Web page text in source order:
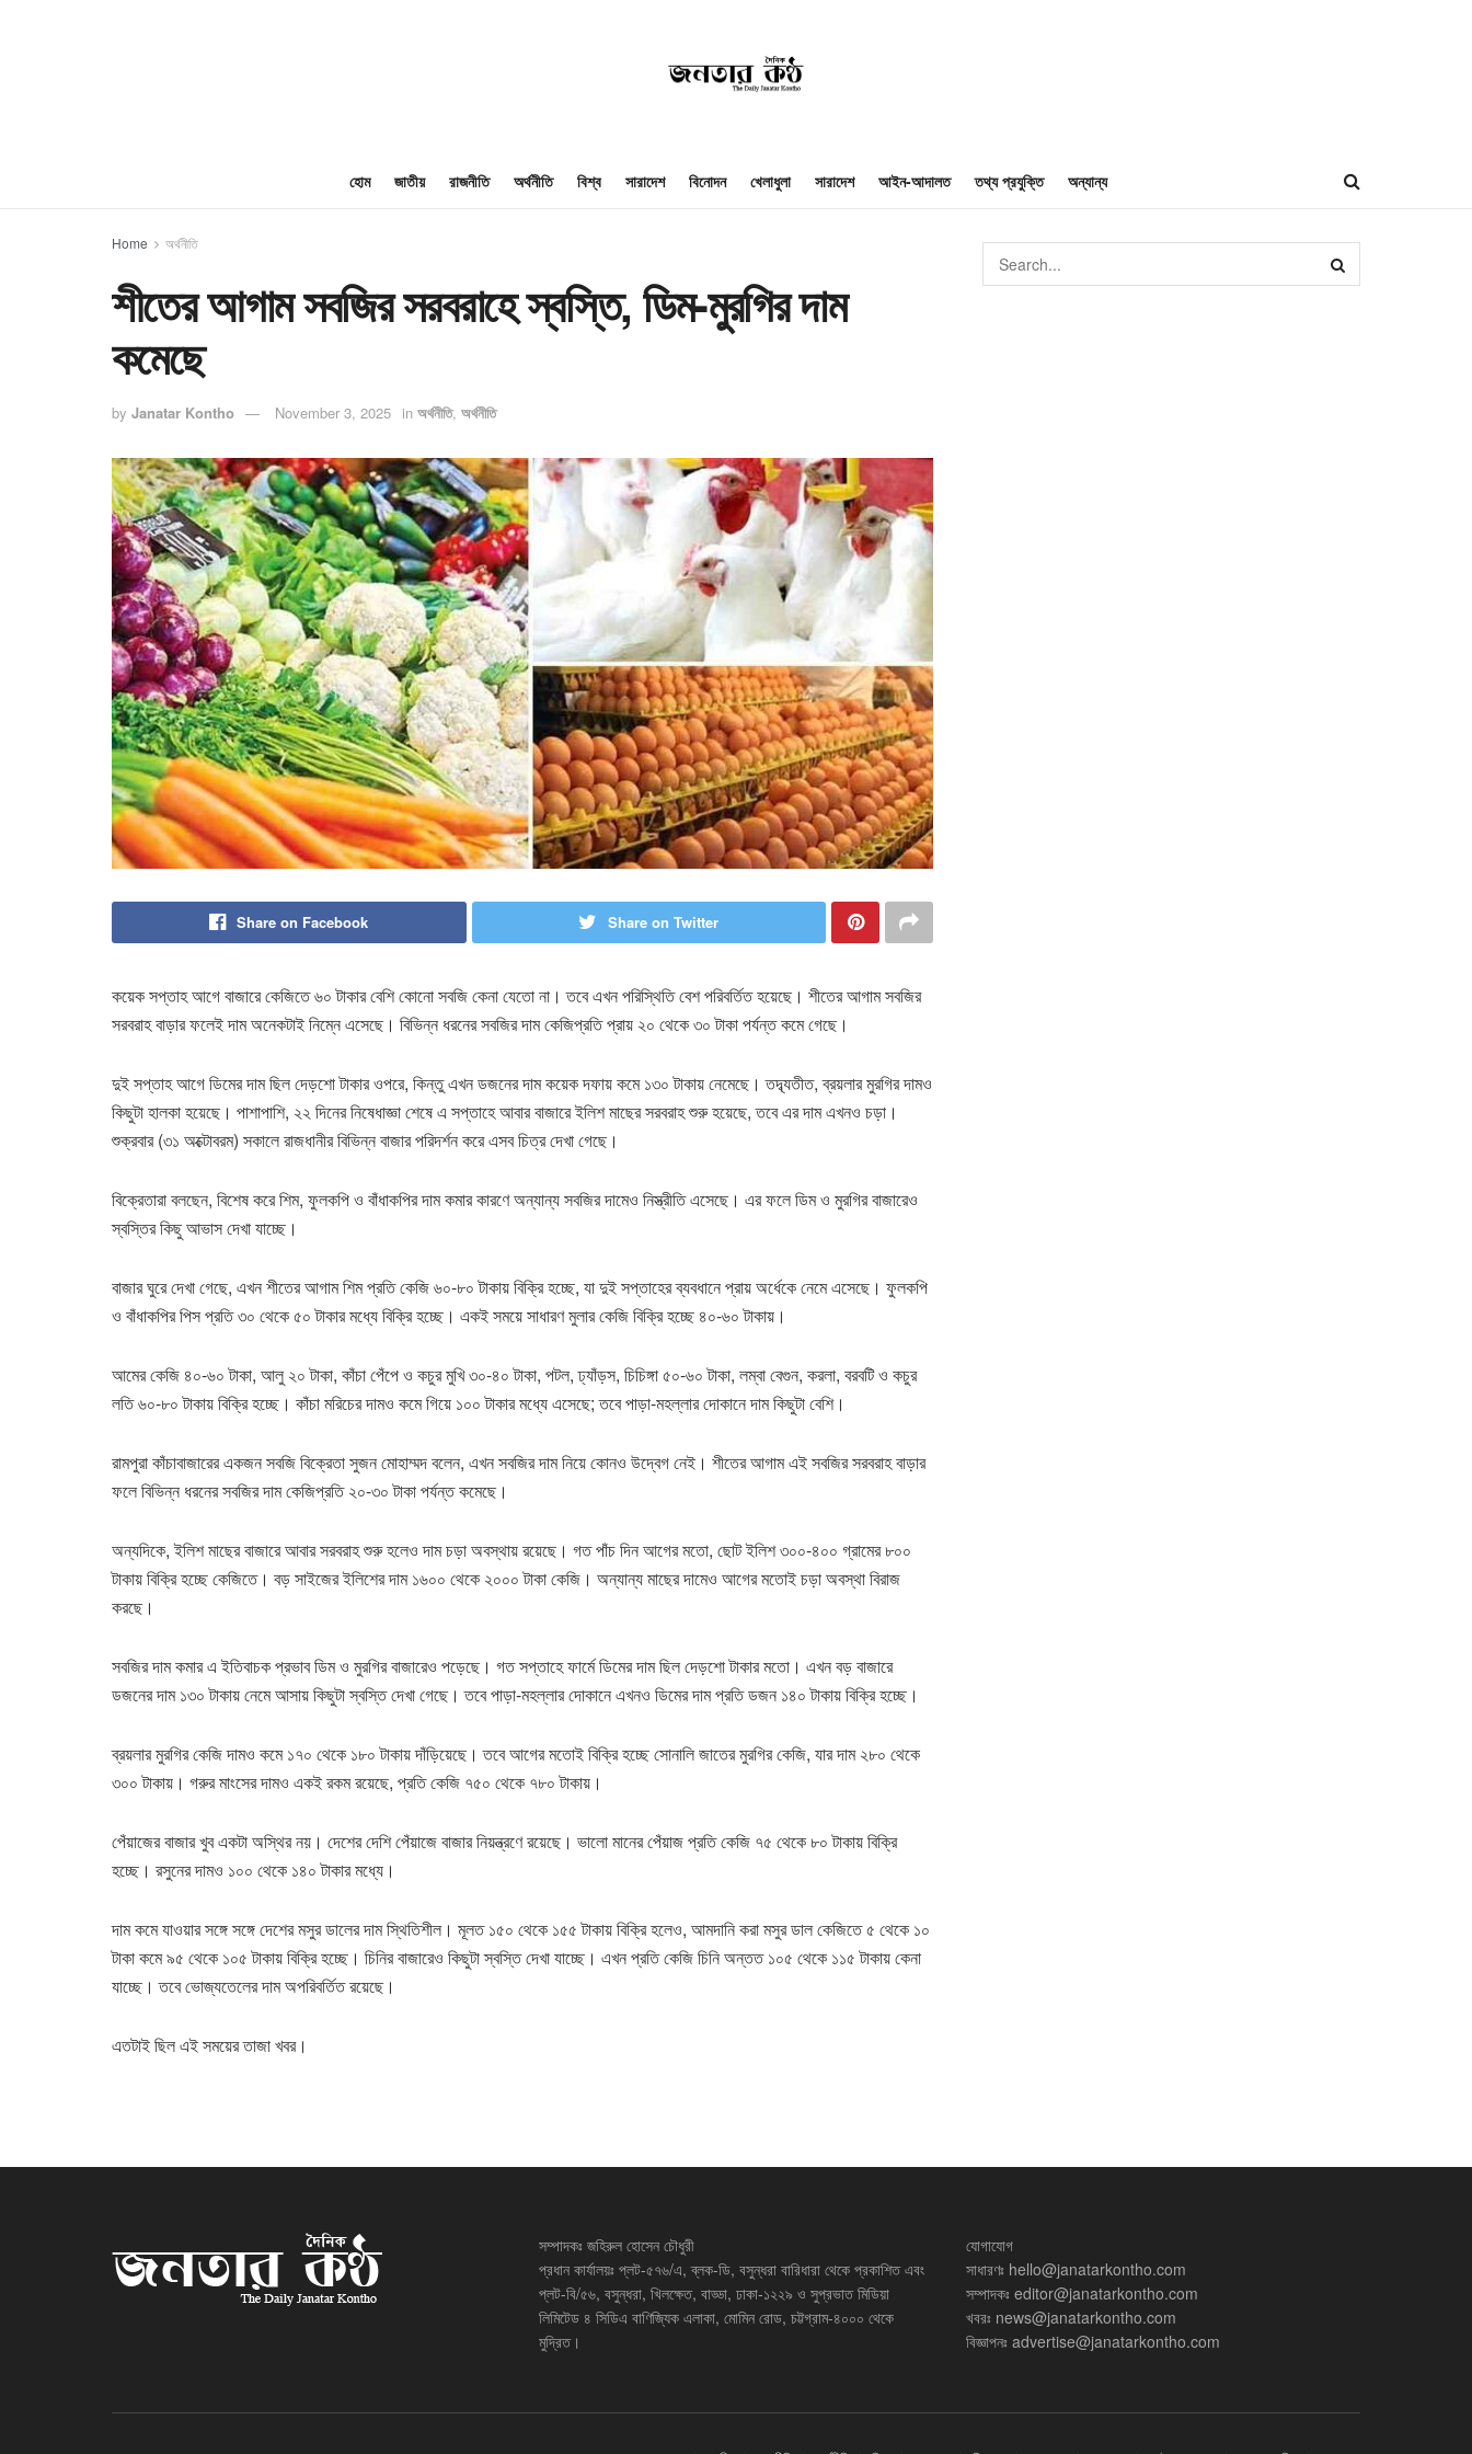
হোম জাতীয় রাজনীতি অর্থনীতি বিশ্ব সারাদেশ বিনোদন খেলাধুলা সারাদেশ আইন-আদালত তথ্য প্রযুক্তি অন্যান্য
Home অর্থনীতি
শীতের আগাম সবজির সরবরাহে স্বস্তি, ডিম-মুরগির দাম
কমেছে
by Janatar Kontho November 3, 2025 in অর্থনীতি, অর্থনীতি
Share on Facebook Share on Twitter
কয়েক সপ্তাহ আগে বাজারে কেজিতে ৬০ টাকার বেশি কোনো সবজি কেনা যেতো না। তবে এখন পরিস্থিতি বেশ পরিবর্তিত হয়েছে। শীতের আগাম সবজির
সরবরাহ বাড়ার ফলেই দাম অনেকটাই নিম্নে এসেছে। বিভিন্ন ধরনের সবজির দাম কেজিপ্রতি প্রায় ২০ থেকে ৩০ টাকা পর্যন্ত কমে গেছে।
দুই সপ্তাহ আগে ডিমের দাম ছিল দেড়শো টাকার ওপরে, কিন্তু এখন ডজনের দাম কয়েক দফায় কমে ১৩০ টাকায় নেমেছে। তদ্ব্যতীত, ব্রয়লার মুরগির দামও
কিছুটা হালকা হয়েছে। পাশাপাশি, ২২ দিনের নিষেধাজ্ঞা শেষে এ সপ্তাহে আবার বাজারে ইলিশ মাছের সরবরাহ শুরু হয়েছে, তবে এর দাম এখনও চড়া।
শুক্রবার (৩১ অক্টোবরম) সকালে রাজধানীর বিভিন্ন বাজার পরিদর্শন করে এসব চিত্র দেখা গেছে।
বিক্রেতারা বলছেন, বিশেষ করে শিম, ফুলকপি ও বাঁধাকপির দাম কমার কারণে অন্যান্য সবজির দামেও নিস্ত্রীতি এসেছে। এর ফলে ডিম ও মুরগির বাজারেও
স্বস্তির কিছু আভাস দেখা যাচ্ছে।
বাজার ঘুরে দেখা গেছে, এখন শীতের আগাম শিম প্রতি কেজি ৬০-৮০ টাকায় বিক্রি হচ্ছে, যা দুই সপ্তাহের ব্যবধানে প্রায় অর্ধেকে নেমে এসেছে। ফুলকপি
ও বাঁধাকপির পিস প্রতি ৩০ থেকে ৫০ টাকার মধ্যে বিক্রি হচ্ছে। একই সময়ে সাধারণ মুলার কেজি বিক্রি হচ্ছে ৪০-৬০ টাকায়।
আমের কেজি ৪০-৬০ টাকা, আলু ২০ টাকা, কাঁচা পেঁপে ও কচুর মুখি ৩০-৪০ টাকা, পটল, ঢ্যাঁড়স, চিচিঙ্গা ৫০-৬০ টাকা, লম্বা বেগুন, করলা, বরবটি ও কচুর
লতি ৬০-৮০ টাকায় বিক্রি হচ্ছে। কাঁচা মরিচের দামও কমে গিয়ে ১০০ টাকার মধ্যে এসেছে; তবে পাড়া-মহল্লার দোকানে দাম কিছুটা বেশি।
রামপুরা কাঁচাবাজারের একজন সবজি বিক্রেতা সুজন মোহাম্মদ বলেন, এখন সবজির দাম নিয়ে কোনও উদ্বেগ নেই। শীতের আগাম এই সবজির সরবরাহ বাড়ার
ফলে বিভিন্ন ধরনের সবজির দাম কেজিপ্রতি ২০-৩০ টাকা পর্যন্ত কমেছে।
অন্যদিকে, ইলিশ মাছের বাজারে আবার সরবরাহ শুরু হলেও দাম চড়া অবস্থায় রয়েছে। গত পাঁচ দিন আগের মতো, ছোট ইলিশ ৩০০-৪০০ গ্রামের ৮০০
টাকায় বিক্রি হচ্ছে কেজিতে। বড় সাইজের ইলিশের দাম ১৬০০ থেকে ২০০০ টাকা কেজি। অন্যান্য মাছের দামেও আগের মতোই চড়া অবস্থা বিরাজ
করছে।
সবজির দাম কমার এ ইতিবাচক প্রভাব ডিম ও মুরগির বাজারেও পড়েছে। গত সপ্তাহে ফার্মে ডিমের দাম ছিল দেড়শো টাকার মতো। এখন বড় বাজারে
ডজনের দাম ১৩০ টাকায় নেমে আসায় কিছুটা স্বস্তি দেখা গেছে। তবে পাড়া-মহল্লার দোকানে এখনও ডিমের দাম ‎প্রতি ডজন ১৪০ টাকায় বিক্রি হচ্ছে।
ব্রয়লার মুরগির কেজি দামও কমে ১৭০ থেকে ১৮০ টাকায় দাঁড়িয়েছে। তবে আগের মতোই বিক্রি হচ্ছে সোনালি জাতের মুরগির কেজি, যার দাম ২৮০ থেকে
৩০০ টাকায়। গরুর মাংসের দামও একই রকম রয়েছে, প্রতি কেজি ৭৫০ থেকে ৭৮০ টাকায়।
পেঁয়াজের বাজার খুব একটা অস্থির নয়। দেশের দেশি পেঁয়াজে বাজার নিয়ন্ত্রণে রয়েছে। ভালো মানের পেঁয়াজ প্রতি কেজি ৭৫ থেকে ৮০ টাকায় বিক্রি
হচ্ছে। রসুনের দামও ১০০ থেকে ১৪০ টাকার মধ্যে।
দাম কমে যাওয়ার সঙ্গে সঙ্গে দেশের মসুর ডালের দাম স্থিতিশীল। মূলত ১৫০ থেকে ১৫৫ টাকায় বিক্রি হলেও, আমদানি করা মসুর ডাল কেজিতে ৫ থেকে ১০
টাকা কমে ৯৫ থেকে ১০৫ টাকায় বিক্রি হচ্ছে। চিনির বাজারেও কিছুটা স্বস্তি দেখা যাচ্ছে। এখন প্রতি কেজি চিনি অন্তত ১০৫ থেকে ১১৫ টাকায় কেনা
যাচ্ছে। তবে ভোজ্যতেলের দাম অপরিবর্তিত রয়েছে।
এতটাই ছিল এই সময়ের তাজা খবর।
সম্পাদকঃ জহিরুল হোসেন চৌধুরী
প্রধান কার্যালয়ঃ প্লট-৫৭৬/এ, ব্লক-ডি, বসুন্ধরা বারিধারা থেকে প্রকাশিত এবং
প্লট-বি/৫৬, বসুন্ধরা, খিলক্ষেত, বাড্ডা, ঢাকা-১২২৯ ও সুপ্রভাত মিডিয়া
লিমিটেড ৪ সিডিএ বাণিজ্যিক এলাকা, মোমিন রোড, চট্টগ্রাম-৪০০০ থেকে
মুদ্রিত।
যোগাযোগ
সাধারণঃ hello@janatarkontho.com
সম্পাদকঃ editor@janatarkontho.com
খবরঃ news@janatarkontho.com
বিজ্ঞাপনঃ advertise@janatarkontho.com